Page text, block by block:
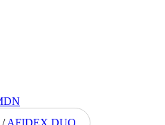
/ AFIDEX DUO